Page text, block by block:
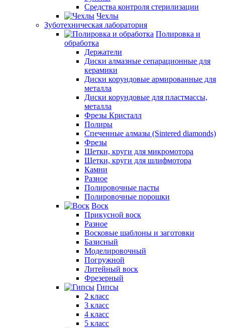
Средства контроля стерилизации
Чехлы
Зуботехническая лаборатория
Полировка и
обработка
Держатели
Диски алмазные сепарационные для
керамики
Диски корундовые армированные для
металла
Диски корундовые для пластмассы,
металла
Фрезы Кристалл
Полиры
Спеченные алмазы (Sintered diamonds)
Фрезы
Щетки, круги для микромотора
Щетки, круги для шлифмотора
Камни
Разное
Полировочные пасты
Полировочные порошки
Воск
Прикусной воск
Разное
Восковые шаблоны и заготовки
Базисный
Моделировочный
Погружной
Литейный воск
Фрезерный
Гипсы
2 класс
3 класс
4 класс
5 класс